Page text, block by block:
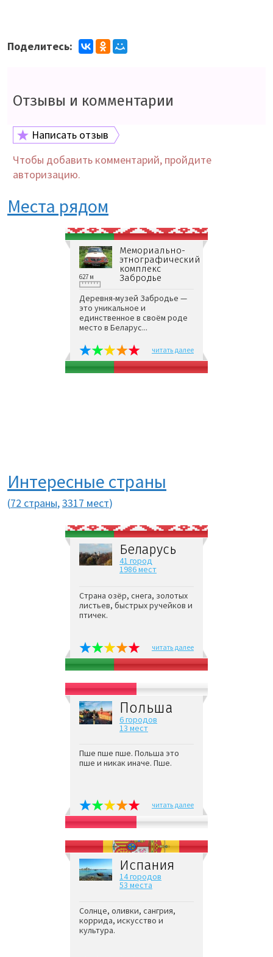
Поделитесь:
Отзывы и комментарии
Написать отзыв
Чтобы добавить комментарий, пройдите
авторизацию.
Места рядом
Мемориально-
этнографический
комплекс
Забродье
627 м
Деревня-музей Забродье —
это уникальное и
единственное в своём роде
место в Беларус...
читать далее
Интересные страны
(72 страны,3317 мест)
Беларусь
41 город
1986 мест
Страна озёр, снега, золотых
листьев, быстрых ручейков и
птичек.
читать далее
Польша
6 городов
13 мест
Пше пше пше. Польша это
пше и никак иначе. Пше.
читать далее
Испания
14 городов
53 места
Солнце, оливки, сангрия,
коррида, искусство и
культура.